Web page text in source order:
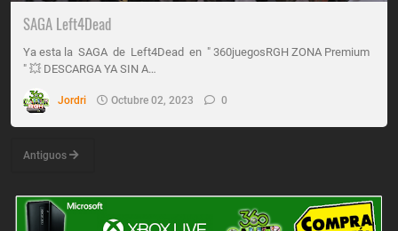
SAGA Left4Dead
Ya esta la SAGA de Left4Dead en " 360juegosRGH ZONA Premium
" 💥 DESCARGA YA SIN A…
Jordri Octubre 02, 2023 0
Antiguos